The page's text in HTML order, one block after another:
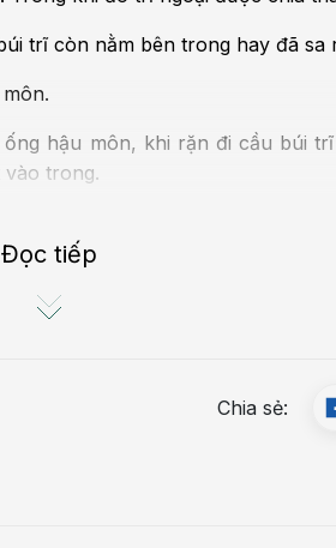
trĩ còn nằm bên trong hay đã sa
hậu môn, khi rặn đi cầu búi
vào trong.
tay đẩy nhẹ vào.
ống hậu môn.
(squamous epithelium) và
Đọc tiếp
Chia sẻ: